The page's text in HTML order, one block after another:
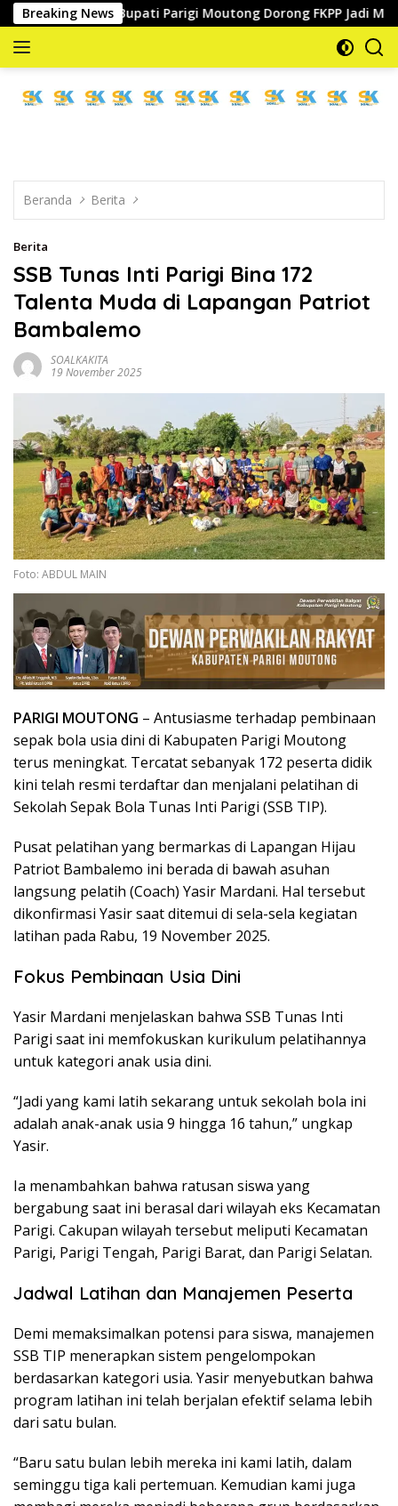
Langsung
ke
konten
Breaking News
Bupati Parigi Moutong Dorong FKPP Jadi Mitra
mengabarkan
Beranda Berita
Berita
SSB Tunas Inti Parigi Bina 172
Talenta Muda di Lapangan Patriot
Bambalemo
SOALKAKITA
19 November 2025
Foto: ABDUL MAIN
PARIGI MOUTONG – Antusiasme terhadap pembinaan
sepak bola usia dini di Kabupaten Parigi Moutong
terus meningkat. Tercatat sebanyak 172 peserta didik
kini telah resmi terdaftar dan menjalani pelatihan di
Sekolah Sepak Bola Tunas Inti Parigi (SSB TIP).
Pusat pelatihan yang bermarkas di Lapangan Hijau
Patriot Bambalemo ini berada di bawah asuhan
langsung pelatih (Coach) Yasir Mardani. Hal tersebut
dikonfirmasi Yasir saat ditemui di sela-sela kegiatan
latihan pada Rabu, 19 November 2025.
Fokus Pembinaan Usia Dini
Yasir Mardani menjelaskan bahwa SSB Tunas Inti
Parigi saat ini memfokuskan kurikulum pelatihannya
untuk kategori anak usia dini.
“Jadi yang kami latih sekarang untuk sekolah bola ini
adalah anak-anak usia 9 hingga 16 tahun,” ungkap
Yasir.
Ia menambahkan bahwa ratusan siswa yang
bergabung saat ini berasal dari wilayah eks Kecamatan
Parigi. Cakupan wilayah tersebut meliputi Kecamatan
Parigi, Parigi Tengah, Parigi Barat, dan Parigi Selatan.
Jadwal Latihan dan Manajemen Peserta
Demi memaksimalkan potensi para siswa, manajemen
SSB TIP menerapkan sistem pengelompokan
berdasarkan kategori usia. Yasir menyebutkan bahwa
program latihan ini telah berjalan efektif selama lebih
dari satu bulan.
“Baru satu bulan lebih mereka ini kami latih, dalam
seminggu tiga kali pertemuan. Kemudian kami juga